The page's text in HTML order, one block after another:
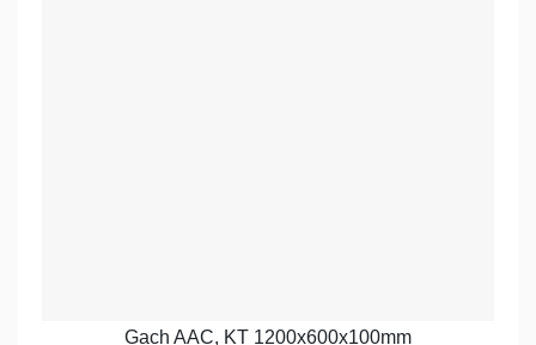
Gạch AAC, KT 1200x600x100mm